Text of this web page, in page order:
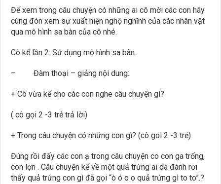
Để xem trong câu chuyện có những ai cô mời các con hãy
cùng đón xem sự xuất hiện nghộ nghĩnh của các nhân vật
qua mô hình sa bàn của cô nhé.
Cô kể lần 2: Sử dụng mô hình sa bàn.
– Đàm thoại – giảng nội dung:
+ Cô vừa kể cho các con nghe câu chuyện gì?
( cô gọi 2 -3 trẻ trả lời)
+ Trong câu chuyện có những con gì? (cô goi 2 -3 trẻ)
Đúng rồi đấy các con ạ trong câu chuyện co con ga trống,
con lợn . Câu chuyện kể về một quả trứng ai dã đánh rơi
thấy quả trứng con gì đã gọi “ò ó o o quả trứng gì to to”.?